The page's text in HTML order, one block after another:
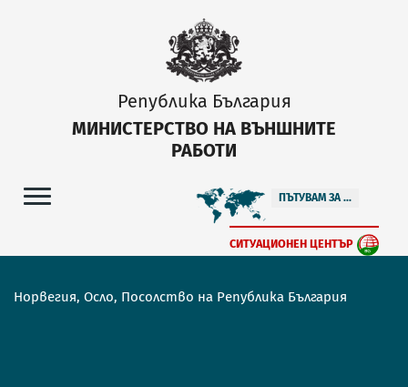
Република България
МИНИСТЕРСТВО НА ВЪНШНИТЕ
РАБОТИ
ПЪТУВАМ ЗА ...
СИТУАЦИОНЕН ЦЕНТЪР
Норвегия, Осло, Посолство на Република България